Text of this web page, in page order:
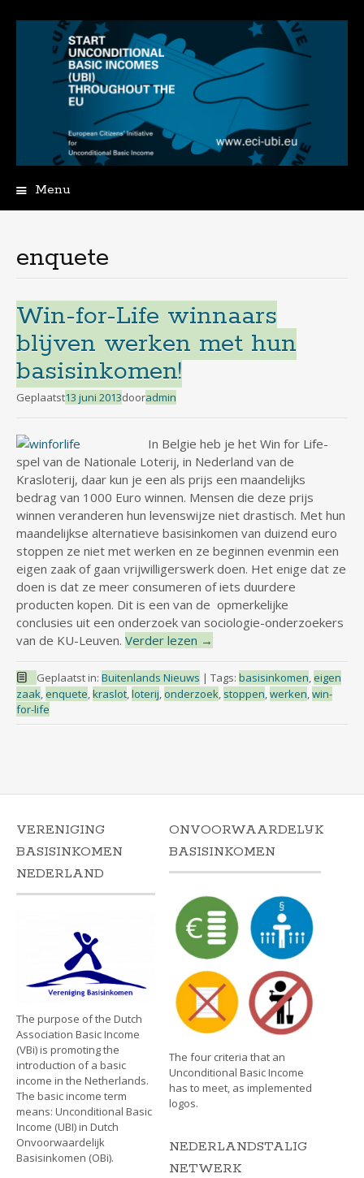
Menu
inhoud
enquete
Win-for-Life winnaars
blijven werken met hun
basisinkomen!
Geplaatst13 juni 2013dooradmin
In Belgie heb je het Win for Life-
spel van de Nationale Loterij, in Nederland van de
Krasloterij, daar kun je een als prijs een maandelijks
bedrag van 1000 Euro winnen. Mensen die deze prijs
winnen veranderen hun levenswijze niet drastisch. Met hun
maandelijkse alternatieve basisinkomen van duizend euro
stoppen ze niet met werken en ze beginnen evenmin een
eigen zaak of gaan vrijwilligerswerk doen. Het enige dat ze
doen is dat ze meer consumeren of iets duurdere
producten kopen. Dit is een van de opmerkelijke
conclusies uit een onderzoek van sociologie-onderzoekers
van de KU-Leuven. Verder lezen →
Geplaatst in: Buitenlands Nieuws | Tags: basisinkomen, eigen
zaak, enquete,kraslot,loterij, onderzoek, stoppen,werken,win-
for-life
VERENIGING
BASISINKOMEN
NEDERLAND
The purpose of the Dutch
Association Basic Income
(VBi) is promoting the
introduction of a basic
income in the Netherlands.
The basic income term
means: Unconditional Basic
Income (UBI) in Dutch
Onvoorwaardelijk
Basisinkomen (OBi).
ONVOORWAARDELIJK
BASISINKOMEN
The four criteria that an
Unconditional Basic Income
has to meet, as implemented
logos.
NEDERLANDSTALIG
NETWERK